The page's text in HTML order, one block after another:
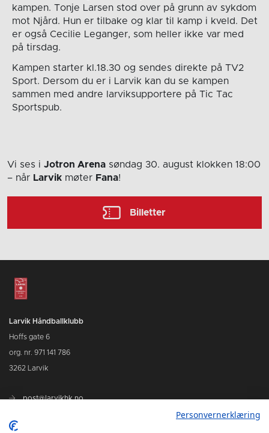
kampen. Tonje Larsen stod over på grunn av sykdom
mot Njård. Hun er tilbake og klar til kamp i kveld. Det
er også Cecilie Leganger, som heller ikke var med
på tirsdag.
Kampen starter kl.18.30 og sendes direkte på TV2
Sport. Dersom du er i Larvik kan du se kampen
sammen med andre larviksupportere på Tic Tac
Sportspub.
Vi ses i Jotron Arena søndag 30. august klokken 18:00
– når Larvik møter Fana!
Billetter
Larvik Håndballklubb
Hoffs gate 6
org. nr. 971 141 786
3262 Larvik
post@larvikhk.no
Personvernerklæring